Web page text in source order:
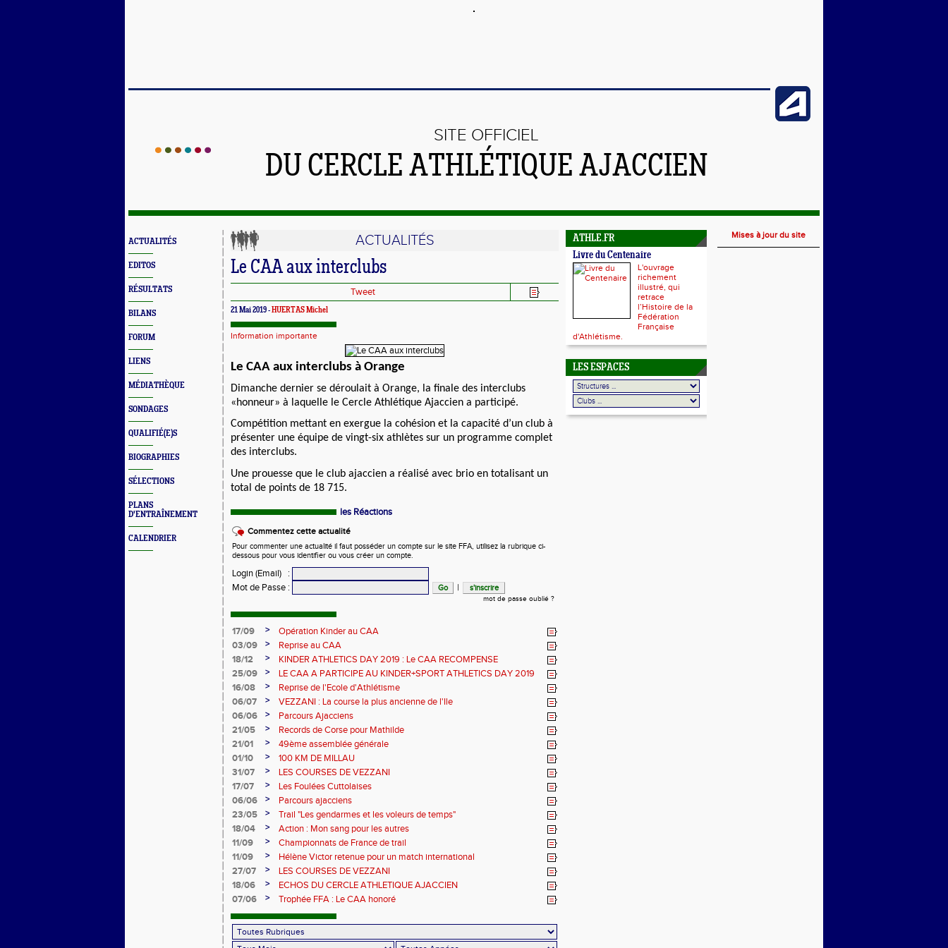
SITE OFFICIEL
DU CERCLE ATHLÉTIQUE AJACCIEN
ACTUALITÉS
EDITOS
RÉSULTATS
BILANS
FORUM
LIENS
MÉDIATHÈQUE
SONDAGES
QUALIFIÉ(E)S
BIOGRAPHIES
SÉLECTIONS
PLANS
D'ENTRAÎNEMENT
CALENDRIER
ACTUALITÉS
Le CAA aux interclubs
Tweet
21 Mai 2019 -HUERTAS Michel
Information importante
Le CAA aux interclubs à Orange
Dimanche dernier se déroulait à Orange, la finale des interclubs
«honneur» à laquelle le Cercle Athlétique Ajaccien a participé.
Compétition mettant en exergue la cohésion et la capacité d’un club à
présenter une équipe de vingt-six athlètes sur un programme complet
des interclubs.
Une prouesse que le club ajaccien a réalisé avec brio en totalisant un
total de points de 18 715.
les Réactions
Commentez cette actualité
Pour commenter une actualité il faut posséder un compte sur le site FFA, utilisez la rubrique ci-
dessous pour vous identifier ou vous créer un compte.
Login (Email)
:
Mot de Passe : |
mot de passe oublié ?
17/09 >
Opération Kinder au CAA
03/09
>
Reprise au CAA
18/12
>
KINDER ATHLETICS DAY 2019 : Le CAA RECOMPENSE
25/09
>
LE CAA A PARTICIPE AU KINDER+SPORT ATHLETICS DAY 2019
16/08
>
Reprise de l'Ecole d'Athlétisme
06/07
>
VEZZANI : La course la plus ancienne de l'Ile
06/06
>
Parcours Ajacciens
21/05
>
Records de Corse pour Mathilde
21/01
>
49ème assemblée générale
01/10
>
100 KM DE MILLAU
31/07
>
LES COURSES DE VEZZANI
17/07
>
Les Foulées Cuttolaises
06/06
>
Parcours ajacciens
23/05
>
Trail "Les gendarmes et les voleurs de temps"
18/04
>
Action : Mon sang pour les autres
11/09
>
Championnats de France de trail
11/09
>
Hélène Victor retenue pour un match international
27/07
>
LES COURSES DE VEZZANI
18/06
>
ECHOS DU CERCLE ATHLETIQUE AJACCIEN
07/06
> Trophée FFA : Le CAA honoré
ATHLE.FR
Livre du Centenaire
L'ouvrage
richement
illustré, qui
retrace
l’Histoire de la
Fédération
Française
d'Athlétisme.
LES ESPACES
Mises à jour du site